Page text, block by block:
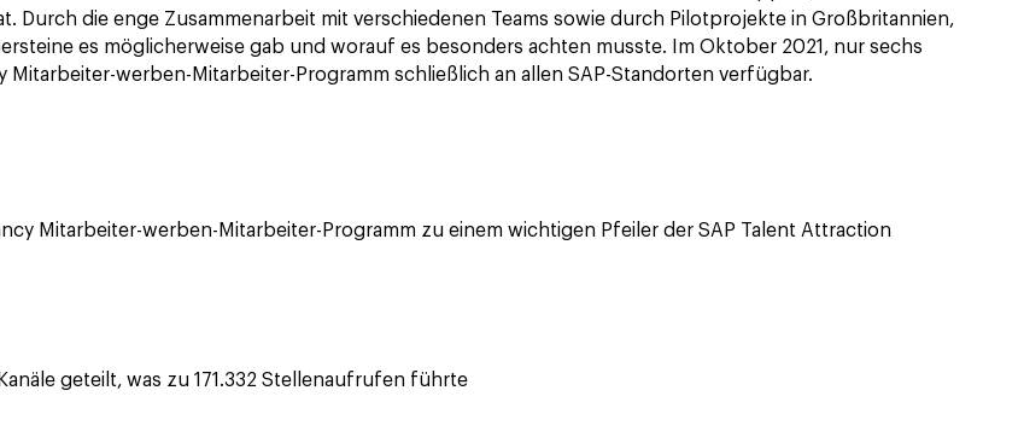
Durch die enge Zusammenarbeit mit verschiedenen Teams sowie durch Pilotprojekte in Großbritannien,
es möglicherweise gab und worauf es besonders achten musste. Im Oktober 2021, nur sechs
Mitarbeiter-werben-Mitarbeiter-Programm schließlich an allen SAP-Standorten verfügbar.
Mitarbeiter-werben-Mitarbeiter-Programm zu einem wichtigen Pfeiler der SAP Talent Attraction
geteilt, was zu 171.332 Stellenaufrufen führte